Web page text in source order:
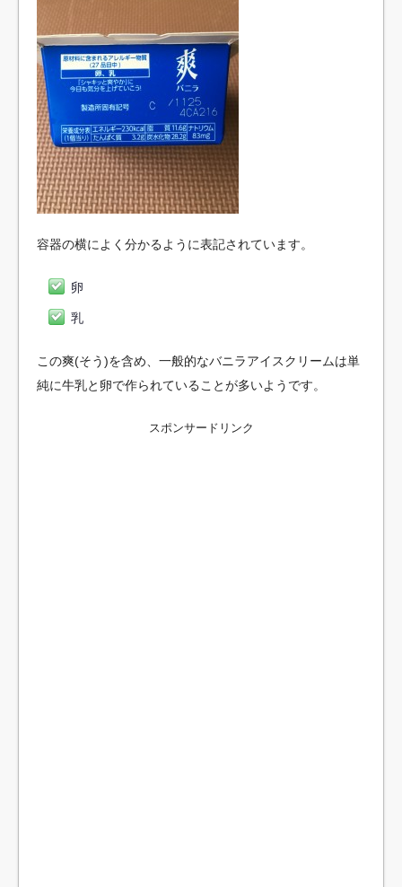
容器の横によく分かるように表記されています。
卵
乳
この爽(そう)を含め、一般的なバニラアイスクリームは単
純に牛乳と卵で作られていることが多いようです。
スポンサードリンク